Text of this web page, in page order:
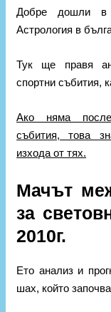
Добре дошли в
Астрология в
Тук ще правя
спортни събития,
Ако няма
събития, това
изхода от тях.
Мачът
за
2010г.
Ето анализ и
шах, който